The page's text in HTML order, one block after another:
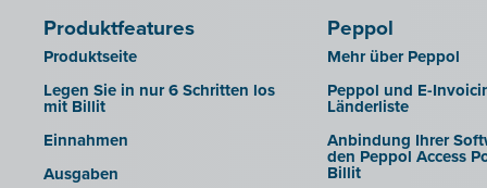
Illicosoft (Attilisima)
Produktfeatures
Produktseite
Legen Sie in nur 6 Schritten los
mit Billit
Einnahmen
Ausgaben
Peppol
Mehr über Peppol
Peppol und E-
Länderliste
Anbindung Ihrer
den Peppol Access
Billit